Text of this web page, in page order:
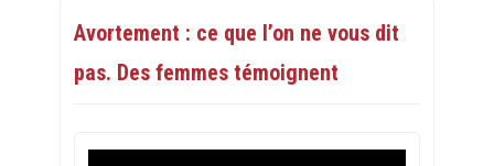
Avortement : ce que l’on ne vous dit
pas. Des femmes témoignent